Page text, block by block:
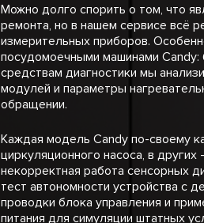
Можно долго спорить о том, что
ремонта, но в нашем сервисе всё
измерительных приборов.
посудомоечными машинами
средствам диагностики мы
модулей и параметры
обращении.
Каждая модель Candy по-своему
циркуляционного насоса, в
некорректная работа сенсорных
тест автономности устройства с
проводки блока управления и
питания для симуляции штатных